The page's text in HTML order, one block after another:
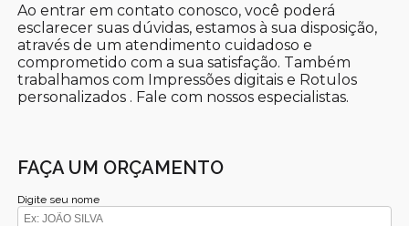
Ao entrar em contato conosco, você poderá
esclarecer suas dúvidas, estamos à sua disposição,
através de um atendimento cuidadoso e
comprometido com a sua satisfação. Também
trabalhamos com Impressões digitais e Rotulos
personalizados . Fale com nossos especialistas.
FAÇA UM ORÇAMENTO
Digite seu nome